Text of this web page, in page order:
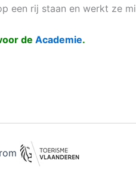
een rij staan en werkt ze
de Academie.